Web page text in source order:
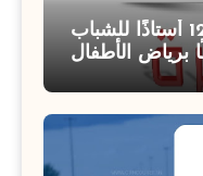
مناظرة انتداب 120 أستاذًا للشباب
50 منشطًا برياض الأطفال
والطفولة وكبار